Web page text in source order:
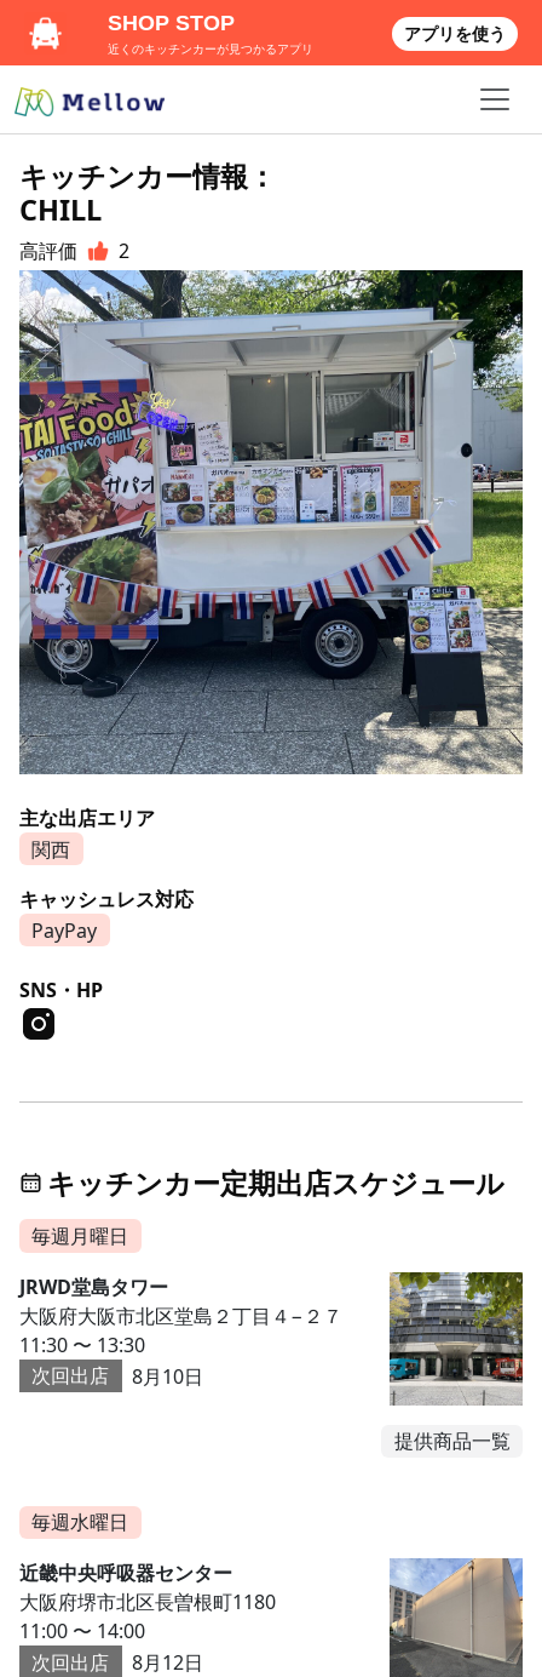
キッチンカー情報：
CHILL
高評価 2
主な出店エリア
関西
キャッシュレス対応
PayPay
SNS・HP
キッチンカー定期出店スケジュール
毎週月曜日
JRWD堂島タワー
大阪府大阪市北区堂島２丁目４−２７
11:30 〜 13:30
次回出店
8月10日
提供商品一覧
毎週水曜日
近畿中央呼吸器センター
大阪府堺市北区長曽根町1180
11:00 〜 14:00
次回出店
8月12日
SHOP STOP
近くのキッチンカーが見つかるアプリ
アプリを使う